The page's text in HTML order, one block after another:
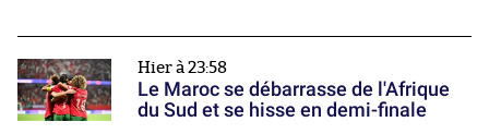
Hier à 23:58
Le Maroc se débarrasse de l'Afrique
du Sud et se hisse en demi-finale